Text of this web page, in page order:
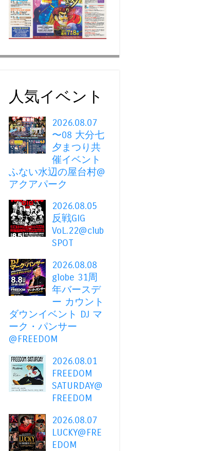
人気イベント
2026.08.07
〜08 大分七
夕まつり共
催イベント
ふない水辺の屋台村@
アクアパーク
2026.08.05
反戦GIG
VoL.22@club
SPOT
2026.08.08
globe 31周
年バースデ
ー カウント
ダウンイベント DJ マ
ーク・パンサー
@FREEDOM
2026.08.01
FREEDOM
SATURDAY@
FREEDOM
2026.08.07
LUCKY@FRE
EDOM